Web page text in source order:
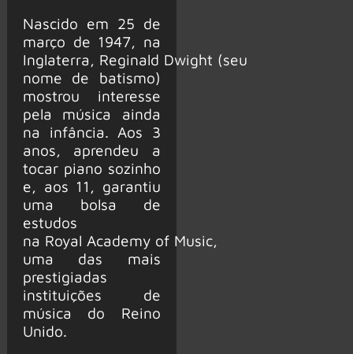
Nascido em 25 de
março de 1947, na
Inglaterra, Reginald Dwight (seu
nome de batismo)
mostrou interesse
pela música ainda
na infância. Aos 3
anos, aprendeu a
tocar piano sozinho
e, aos 11, garantiu
uma bolsa de
estudos
na Royal Academy of Music,
uma das mais
prestigiadas
instituições de
música do Reino
Unido.